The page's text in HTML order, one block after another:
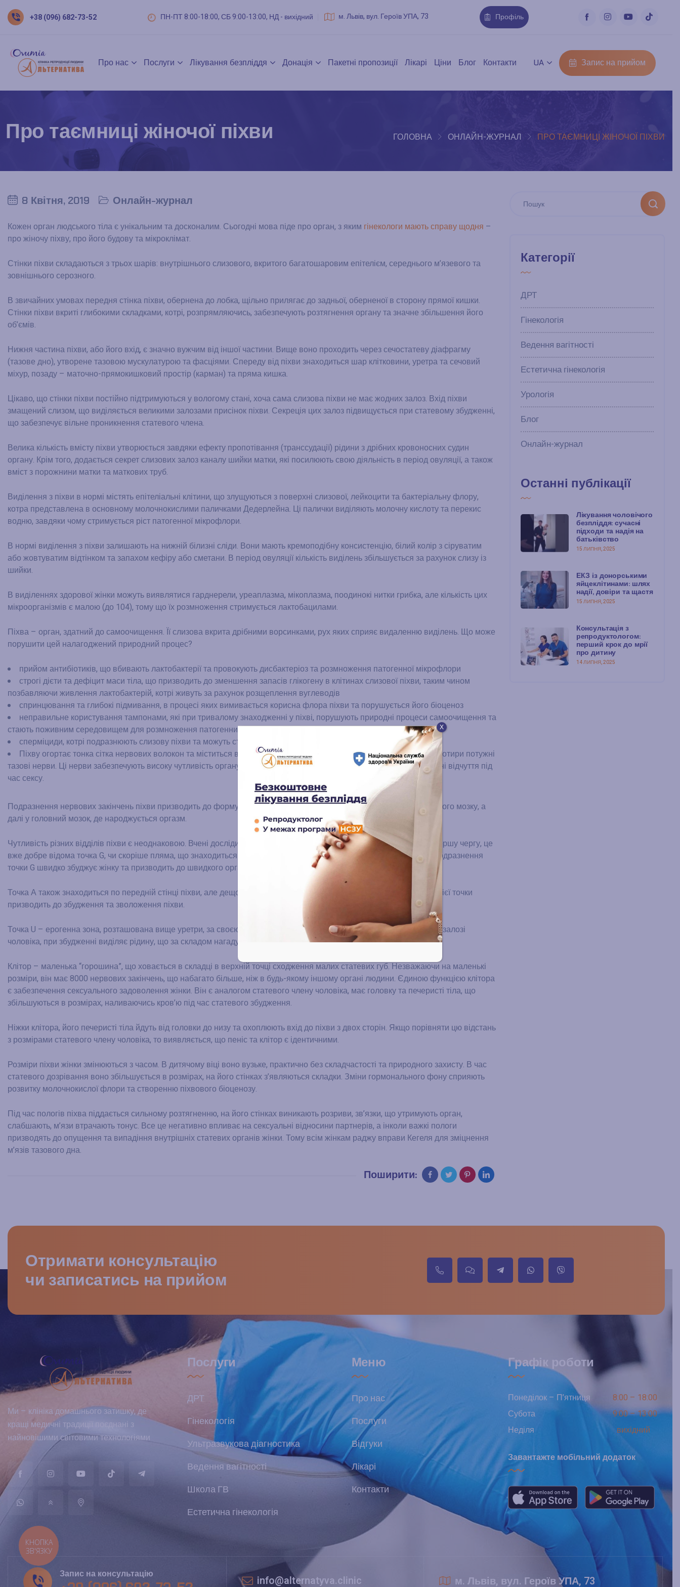
+38 (096) 682-73-52 ПН-ПТ 8:00-18:00, СБ 9:00-13:00, НД - вихідний м. Львів, вул. Героїв УПА, 73 Профіль
Про нас Послуги Лікування безпліддя Донація Пакетні пропозиції Лікарі Ціни Блог Контакти UA Запис на прийом
Про таємниці жіночої піхви ГОЛОВНА ОНЛАЙН-ЖУРНАЛ ПРО ТАЄМНИЦІ ЖІНОЧОЇ ПІХВИ
8 Квітня, 2019 Онлайн-журнал
Кожен орган людського тіла є унікальним та досконалим. Сьогодні мова піде про орган, з яким гінекологи мають справу щодня –
про жіночу піхву, про його будову та мікроклімат.
Стінки піхви складаються з трьох шарів: внутрішнього слизового, вкритого багатошаровим епітелієм, середнього м’язевого та
зовнішнього серозного.
В звичайних умовах передня стінка піхви, обернена до лобка, щільно прилягає до задньої, оберненої в сторону прямої кишки.
Стінки піхви вкриті глибокими складками, котрі, розпрямляючись, забезпечують розтягнення органу та значне збільшення його
об’ємів.
Нижня частина піхви, або його вхід, є значно вужчим від іншої частини. Вище воно проходить через сечостатеву діафрагму
(тазове дно), утворене тазовою мускулатурою та фасціями. Спереду від піхви знаходиться шар клітковини, уретра та сечовий
міхур, позаду – маточно-прямокишковий простір (карман) та пряма кишка.
Цікаво, що стінки піхви постійно підтримуються у вологому стані, хоча сама слизова піхви не має жодних залоз. Вхід піхви
змащений слизом, що виділяється великими залозами присінок піхви. Секреція цих залоз підвищується при статевому збудженні,
що забезпечує вільне проникнення статевого члена.
Велика кількість вмісту піхви утворюється завдяки ефекту пропотівання (транссудації) рідини з дрібних кровоносних судин
органу. Крім того, додається секрет слизових залоз каналу шийки матки, які посилюють свою діяльність в період овуляції, а також
вміст з порожнини матки та маткових труб.
Виділення з піхви в нормі містять епітеліальні клітини, що злущуються з поверхні слизової, лейкоцити та бактеріальну флору,
котра представлена в основному молочнокислими паличками Дедерлейна. Ці палички виділяють молочну кислоту та перекис
водню, завдяки чому стримується ріст патогенної мікрофлори.
В нормі виділення з піхви залишають на нижній білизні сліди. Вони мають кремоподібну консистенцію, білий колір з сіруватим
або жовтуватим відтінком та запахом кефіру або сметани. В період овуляції кількість виділень збільшується за рахунок слизу із
шийки.
В виділеннях здорової жінки можуть виявлятися гарднерели, уреаплазма, мікоплазма, поодинокі нитки грибка, але кількість цих
мікроорганізмів є малою (до 104), тому що їх розмноження стримується лактобацилами.
Піхва – орган, здатний до самоочищення. Її слизова вкрита дрібними ворсинками, рух яких сприяє видаленню виділень. Що може
порушити цей налагоджений природний процес?
прийом антибіотиків, що вбивають лактобактерії та провокують дисбактеріоз та розмноження патогенної мікрофлори
строгі дієти та дефіцит маси тіла, що призводить до зменшення запасів глікогену в клітинах слизової піхви, таким чином
позбавляючи живлення лактобактерій, котрі живуть за рахунок розщеплення вуглеводів
спринцювання та глибокі підмивання, в процесі яких вимивається корисна флора піхви та порушується його біоценоз
неправильне користування тампонами, які при тривалому знаходженні у піхві, порушують природні процеси самоочищення та
стають поживним середовищем для розмноження патогенних мікроорганізмів
сперміциди, котрі подразнюють слизову піхви та можуть стати причиною алергічної реакції
Піхву огортає тонка сітка нервових волокон та міститься велика кількість нервових закінчень, що зливаються в чотири потужні
тазові нерви. Ці нерви забезпечують високу чутливість органу та дозволяють жінці отримувати надзвичайно приємні відчуття під
час сексу.
Подразнення нервових закінчень піхви призводить до формування імпульсу, який передається по нервах до спинного мозку, а
далі у головний мозок, де народжується оргазм.
Чутливість різних відділів піхви є неоднаковою. Вчені дослідили декілька особливо чутливих зон до стимуляції. В першу чергу, це
вже добре відома точка G, чи скоріше пляма, що знаходиться на 3-4 см вище входу до піхви по її передній стінці. Подразнення
точки G швидко збуджує жінку та призводить до швидкого оргазму.
Точка А також знаходиться по передній стінці піхви, але дещо глибше, майже біля самої шийки матки. Стимуляція цієї точки
призводить до збудження та зволоження піхви.
Точка U – ерогенна зона, розташована вище уретри, за своєю тканинною будовою вона аналогічна передміхуровій залозі
чоловіка, при збудженні виділяє рідину, що за складом нагадує секрет простати.
Клітор – маленька “горошина”, що ховається в складці в верхній точці сходження малих статевих губ. Незважаючи на маленькі
розміри, він має 8000 нервових закінчень, що набагато більше, ніж в будь-якому іншому органі людини. Єдиною функцією клітора
є забезпечення сексуального задоволення жінки. Він є аналогом статевого члену чоловіка, має головку та печеристі тіла, що
збільшуються в розмірах, наливаючись кров’ю під час статевого збудження.
Ніжки клітора, його печеристі тіла йдуть від головки до низу та охоплюють вхід до піхви з двох сторін. Якщо порівняти цю відстань
з розмірами статевого члену чоловіка, то виявляється, що пеніс та клітор є ідентичними.
Розміри піхви жінки змінюються з часом. В дитячому віці воно вузьке, практично без складчастості та природного захисту. В час
статевого дозрівання воно збільшується в розмірах, на його стінках з’являються складки. Зміни гормонального фону сприяють
розвитку молочнокислої флори та створенню піхвового біоценозу.
Під час пологів піхва піддається сильному розтягненню, на його стінках виникають розриви, зв’язки, що утримують орган,
слабшають, м’язи втрачають тонус. Все це негативно впливає на сексуальні відносини партнерів, а інколи важкі пологи
призводять до опущення та випадіння внутрішніх статевих органів жінки. Тому всім жінкам раджу вправи Кегеля для зміцнення
м’язів тазового дна.
Поширити:
Категорії
ДРТ
Гінекологія
Ведення вагітності
Естетична гінекологія
Урологія
Блог
Онлайн-журнал
Останні публікації
Лікування чоловічого
безпліддя: сучасні
підходи та надія на
батьківство
15 ЛИПНЯ, 2025
ЕКЗ із донорськими
яйцеклітинами: шлях
надії, довіри та щастя
15 ЛИПНЯ, 2025
Консультація з
репродуктологом:
перший крок до мрії
про дитину
14 ЛИПНЯ, 2025
Отримати консультацію
чи записатись на прийом
Ми – клініка домашнього затишку, де
кращі медичні традиції поєднані з
найновішими світовими технологіями
Послуги
ДРТ
Гінекологія
Ультразвукова діагностика
Ведення вагітності
Школа ГВ
Естетична гінекологія
Меню
Про нас
Послуги
Відгуки
Лікарі
Контакти
Графік роботи
Понеділок – П’ятниця
8:00 – 18:00
Субота
9:00 – 13:00
Неділя
вихідний
Завантажте мобільний додаток
Запис на консультацію info@alternatyva.clinic м. Львів, вул. Героїв УПА, 73
Х
КНОПКА
ЗВ'ЯЗКУ